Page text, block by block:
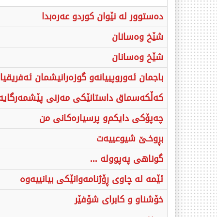
دەستوور لە نێوان كورد‌و عەرەبدا
شێخ وەسانان
شێخ وەسانان
باجمان ئەوروپییانە‌و گوزەرانیشمان
كەڵكەسماق داستانێكی مەزنی
چەپۆكی دایكم‌و پرسیارەكانی من
بڕوخـێ‌ شیوعییەت
گوناهی پەپوولە ...
ئێمە لە چاوی ڕۆژنامەوانێکی بیانییەوە
خۆشناو و کابرای شۆفێر